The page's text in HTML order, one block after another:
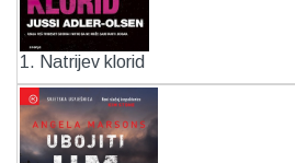
1. Natrijev klorid